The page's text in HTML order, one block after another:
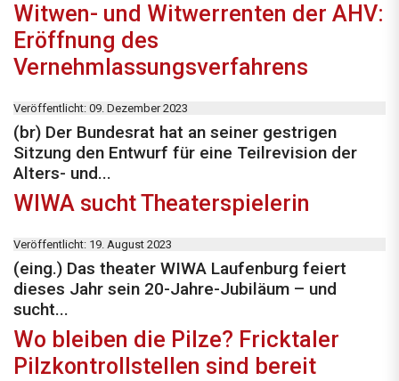
Witwen- und Witwerrenten der AHV:
Eröffnung des
Vernehmlassungsverfahrens
Veröffentlicht: 09. Dezember 2023
(br) Der Bundesrat hat an seiner gestrigen
Sitzung den Entwurf für eine Teilrevision der
Alters- und...
WIWA sucht Theaterspielerin
Veröffentlicht: 19. August 2023
(eing.) Das theater WIWA Laufenburg feiert
dieses Jahr sein 20-Jahre-Jubiläum – und
sucht...
Wo bleiben die Pilze? Fricktaler
Pilzkontrollstellen sind bereit